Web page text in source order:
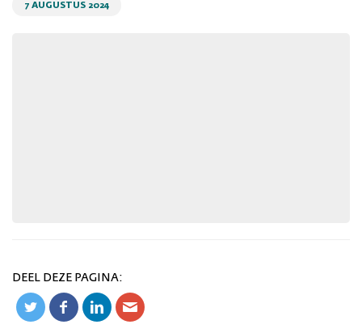
7 AUGUSTUS 2024
DEEL DEZE PAGINA: